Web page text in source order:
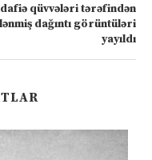
qüvvələri tərəfindən
dağıntı görüntüləri
yayıldı